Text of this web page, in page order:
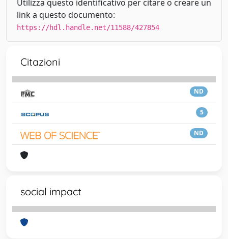
Utilizza questo identificativo per citare o creare un
link a questo documento:
https://hdl.handle.net/11588/427854
Citazioni
ND
5
ND
social impact